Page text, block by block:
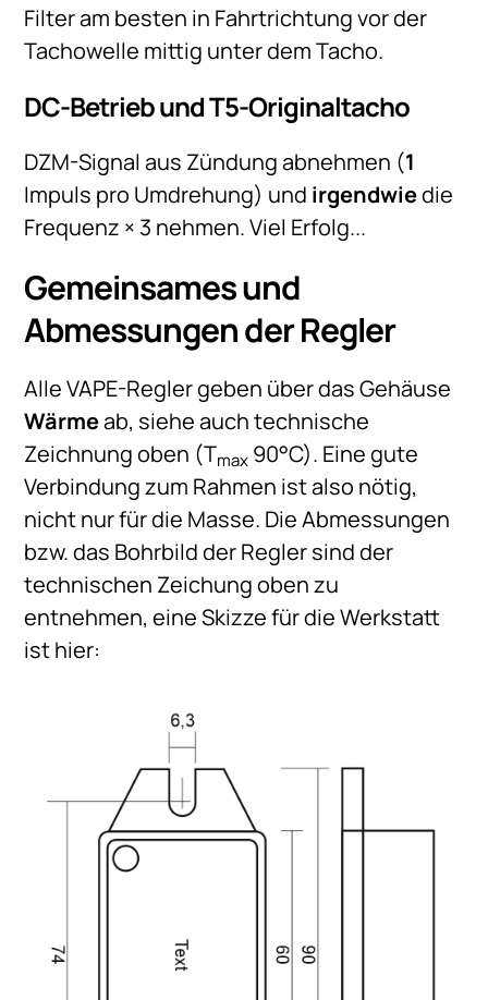
Filter am besten in Fahrtrichtung vor der
Tachowelle mittig unter dem Tacho.
DC-Betrieb und T5-Originaltacho
DZM-Signal aus Zündung abnehmen (1
Impuls pro Umdrehung) und irgendwiedie
Frequenz × 3 nehmen. Viel Erfolg...
Gemeinsames und
Abmessungen der Regler
Alle VAPE-Regler geben über das Gehäuse
Wärmeab, siehe auch technische
Zeichnung oben (Tmax 90°C). Eine gute
Verbindung zum Rahmen ist also nötig,
nicht nur für die Masse. Die Abmessungen
bzw. das Bohrbild der Regler sind der
technischen Zeichung oben zu
entnehmen, eine Skizze für die Werkstatt
ist hier: